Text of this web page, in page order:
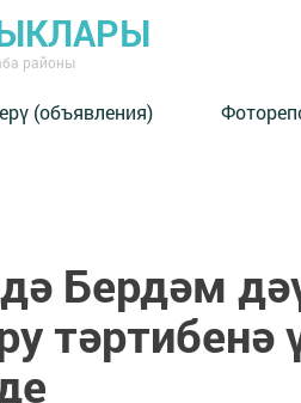
районы
(объявления)
Бердәм
тәртибенә